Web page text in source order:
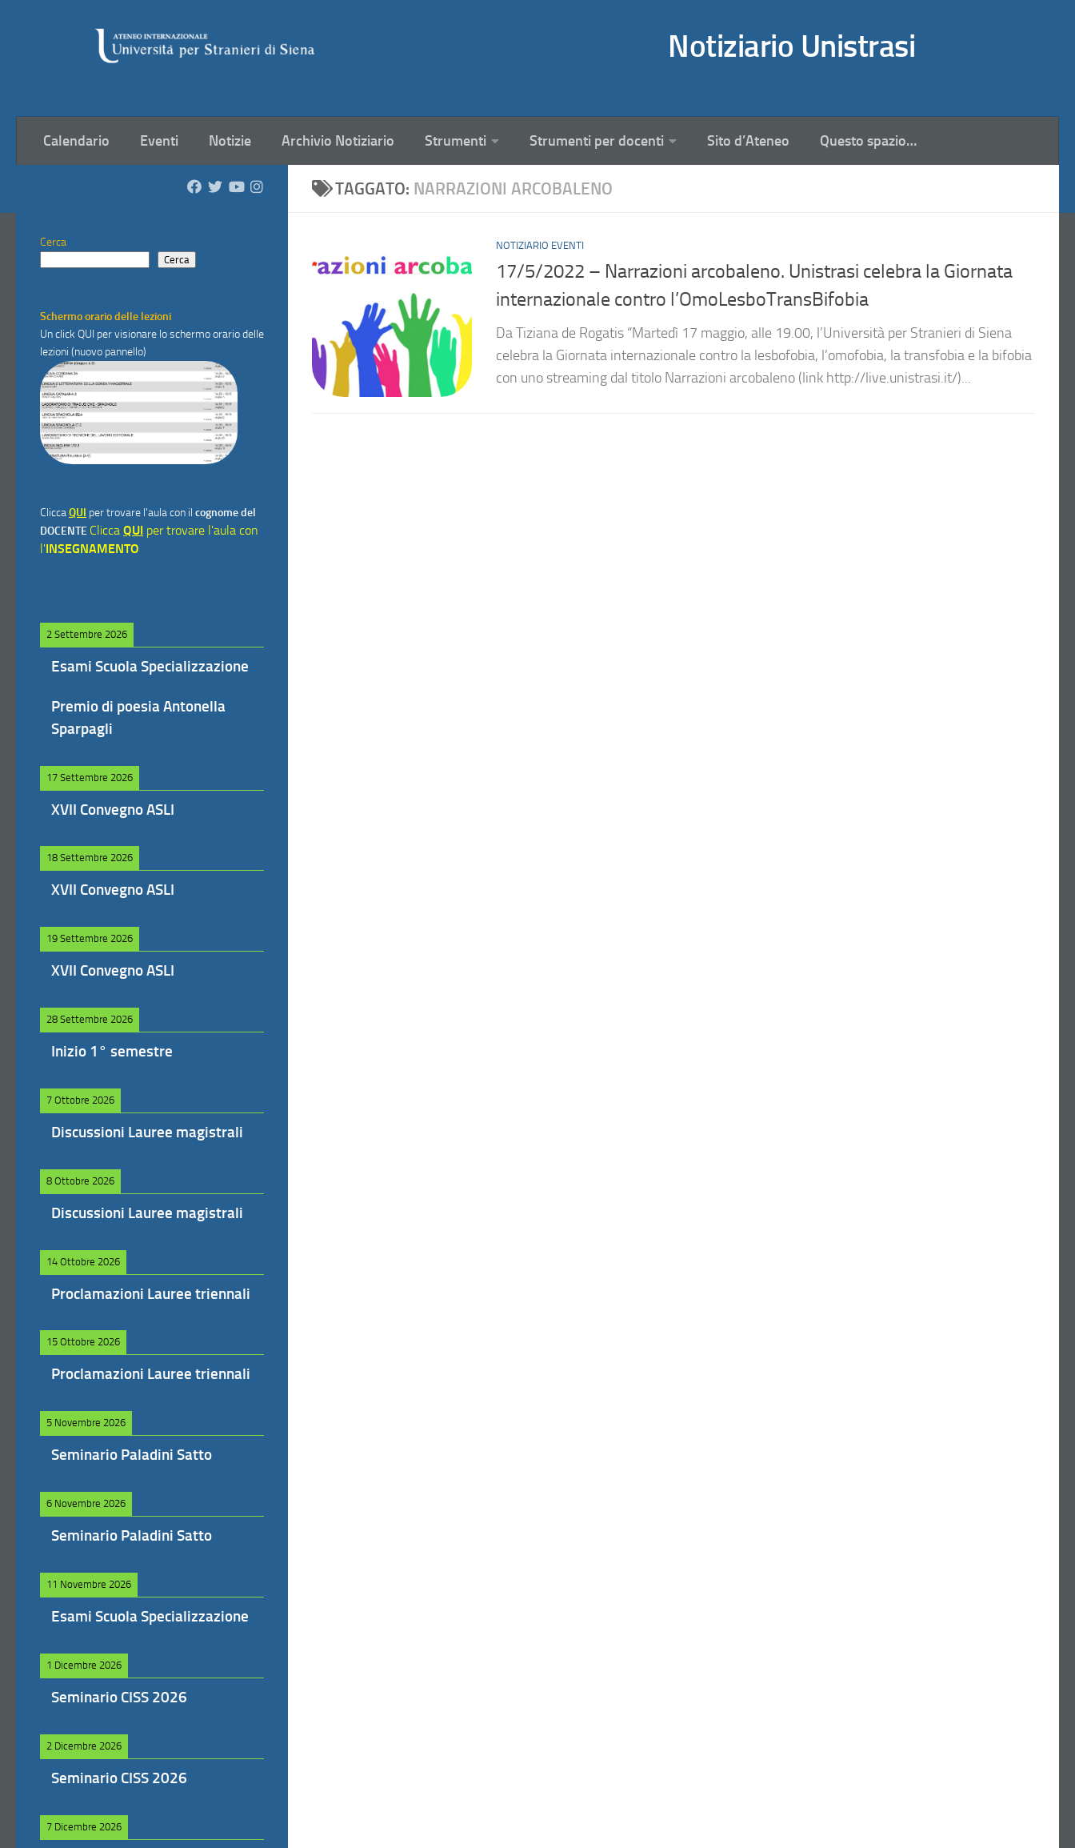
Notiziario Unistrasi
Calendario Eventi Notizie Archivio Notiziario Strumenti Strumenti per docenti Sito d’Ateneo Questo spazio…
TAGGATO: NARRAZIONI ARCOBALENO
NOTIZIARIO EVENTI
17/5/2022 – Narrazioni arcobaleno. Unistrasi celebra la Giornata
internazionale contro l’OmoLesboTransBifobia
Da Tiziana de Rogatis “Martedì 17 maggio, alle 19.00, l’Università per Stranieri di Siena
celebra la Giornata internazionale contro la lesbofobia, l’omofobia, la transfobia e la bifobia
con uno streaming dal titolo Narrazioni arcobaleno (link http://live.unistrasi.it/)...
Cerca
Cerca
Schermo orario delle lezioni
Un click QUI per visionare lo schermo orario delle
lezioni (nuovo pannello)
CliccaQUI per trovare l'aula con il cognome del
DOCENTE Clicca QUI per trovare l'aula con
l'INSEGNAMENTO
2 Settembre 2026
Esami Scuola Specializzazione
Premio di poesia Antonella
Sparpagli
17 Settembre 2026
XVII Convegno ASLI
18 Settembre 2026
XVII Convegno ASLI
19 Settembre 2026
XVII Convegno ASLI
28 Settembre 2026
Inizio 1° semestre
7 Ottobre 2026
Discussioni Lauree magistrali
8 Ottobre 2026
Discussioni Lauree magistrali
14 Ottobre 2026
Proclamazioni Lauree triennali
15 Ottobre 2026
Proclamazioni Lauree triennali
5 Novembre 2026
Seminario Paladini Satto
6 Novembre 2026
Seminario Paladini Satto
11 Novembre 2026
Esami Scuola Specializzazione
1 Dicembre 2026
Seminario CISS 2026
2 Dicembre 2026
Seminario CISS 2026
7 Dicembre 2026